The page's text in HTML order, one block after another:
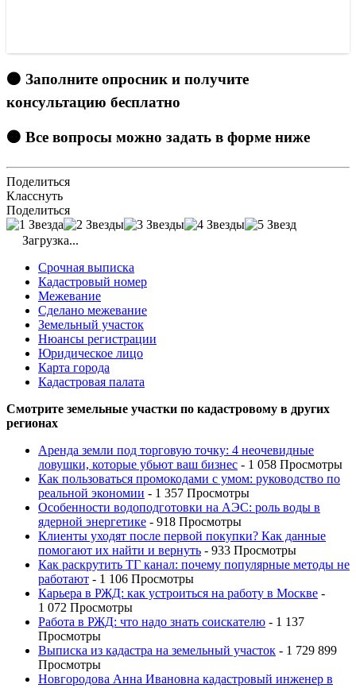
🟠 Заполните опросник и получите
консультацию бесплатно
🟠 Все вопросы можно задать в форме ниже
Поделиться
Класснуть
Поделиться
Загрузка...
Срочная выписка
Кадастровый номер
Межевание
Сделано межевание
Земельный участок
Нюансы регистрации
Юридическое лицо
Карта города
Кадастровая палата
Смотрите земельные участки по кадастровому в других
регионах
Аренда земли под торговую точку: 4 неочевидные
ловушки, которые убьют ваш бизнес - 1 058 Просмотры
Как пользоваться промокодами с умом: руководство по
реальной экономии - 1 357 Просмотры
Особенности водоподготовки на АЭС: роль воды в
ядерной энергетике - 918 Просмотры
Клиенты уходят после первой покупки? Как данные
помогают их найти и вернуть - 933 Просмотры
Как раскрутить ТГ канал: почему популярные методы не
работают - 1 106 Просмотры
Карьера в РЖД: как устроиться на работу в Москве -
1 072 Просмотры
Работа в РЖД: что надо знать соискателю - 1 137
Просмотры
Выписка из кадастра на земельный участок - 1 729 899
Просмотры
Новгородова Анна Ивановна кадастровый инженер в